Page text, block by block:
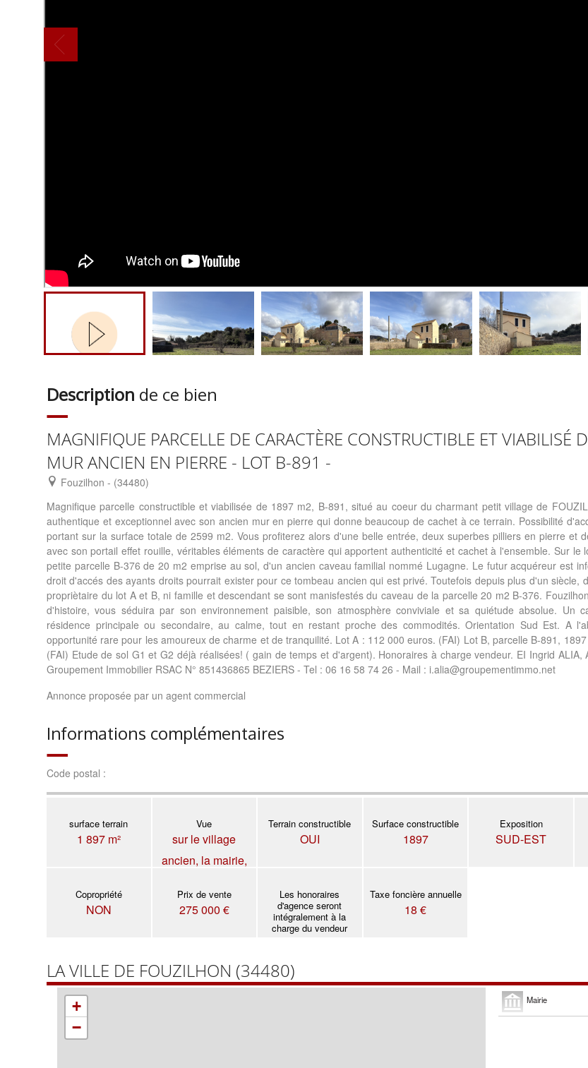
Description de ce bien
MAGNIFIQUE PARCELLE DE CARACTÈRE CONSTRUCTIBLE ET VIABILISÉ
MUR ANCIEN EN PIERRE - LOT B-891 -
Fouzilhon - (34480)
Magnifique parcelle constructible et viabilisée de 1897 m2, B-891, situé au coeur du charmant petit village de
authentique et exceptionnel avec son ancien mur en pierre qui donne beaucoup de cachet à ce terrain. Possibilité
portant sur la surface totale de 2599 m2. Vous profiterez alors d'une belle entrée, deux superbes pilliers en pierre et
avec son portail effet rouille, véritables éléments de caractère qui apportent authenticité et cachet à l'ensemble. Sur le
petite parcelle B-376 de 20 m2 emprise au sol, d'un ancien caveau familial nommé Lugagne. Le futur acquéreur est
droit d'accés des ayants droits pourrait exister pour ce tombeau ancien qui est privé. Toutefois depuis plus d'un siècle,
propriètaire du lot A et B, ni famille et descendant se sont manisfestés du caveau de la parcelle 20 m2 B-376.
d'histoire, vous séduira par son environnement paisible, son atmosphère conviviale et sa quiétude absolue. Un
résidence principale ou secondaire, au calme, tout en restant proche des commodités. Orientation Sud Est. A
opportunité rare pour les amoureux de charme et de tranquilité. Lot A : 112 000 euros. (FAI) Lot B, parcelle B-891,
(FAI) Etude de sol G1 et G2 déjà réalisées! ( gain de temps et d'argent). Honoraires à charge vendeur. EI Ingrid ALIA,
Groupement Immobilier RSAC N° 851436865 BEZIERS - Tel : 06 16 58 74 26 - Mail : i.alia@groupementimmo.net
Annonce proposée par un agent commercial
Informations complémentaires
Code postal :
surface terrain
1 897 m²
Vue
sur le village
ancien, la mairie,
vue directe sur une
Terrain constructible
OUI
Surface constructible
1897
Exposition
SUD-EST
Copropriété
NON
Prix de vente
275 000 €
Les honoraires
d'agence seront
intégralement à la
charge du vendeur
Taxe foncière annuelle
18 €
LA VILLE DE FOUZILHON (34480)
+
−
Mairie